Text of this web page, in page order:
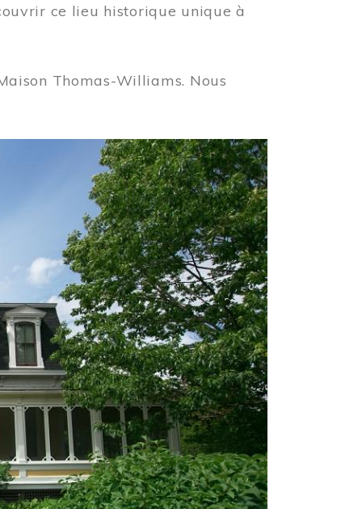
ce lieu historique unique à
Thomas-Williams. Nous